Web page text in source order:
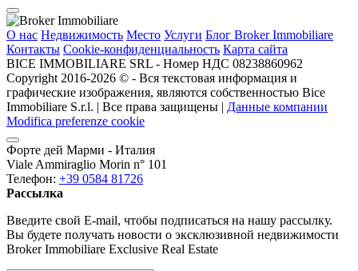
О нас Недвижимость Место Услуги Блог Broker Immobiliare
Контакты Cookie-конфиденциальность Карта сайта
BICE IMMOBILIARE SRL - Номер НДС 08238860962
Copyright 2016-2026 ©️ - Вся текстовая информация и
графические изображения, являются собственностью Bice
Immobiliare S.r.l. | Все права защищены | Данные компании
Modifica preferenze cookie
Форте дей Марми - Италия
Viale Ammiraglio Morin n° 101
Телефон: +39 0584 81726
Рассылка
Введите свой E-mail, чтобы подписаться на нашу рассылку.
Вы будете получать новости о эксклюзивной недвижимости
Broker Immobiliare Exclusive Real Estate